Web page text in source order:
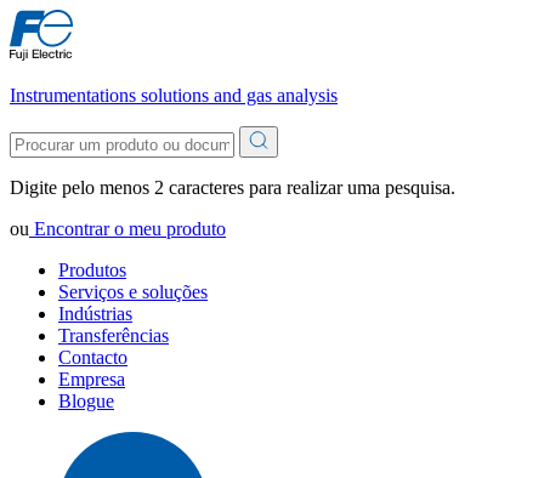
Instrumentations solutions and gas analysis
Digite pelo menos 2 caracteres para realizar uma pesquisa.
ou Encontrar o meu produto
Produtos
Serviços e soluções
Indústrias
Transferências
Contacto
Empresa
Blogue